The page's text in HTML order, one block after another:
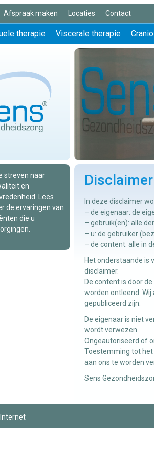
Afspraak maken Locaties Contact
therapie Viscerale therapie
Disclaimer
In deze disclaimer
– de eigenaar: de
– gebruik(en): alle
– u: de gebruiker
– de content: alle in
Het onderstaande is
disclaimer.
De content is door
worden ontleend.
gepubliceerd zijn.
De eigenaar is niet
wordt verwezen.
Ongeautoriseerd of
Toestemming tot het
aan ons te worden
Sens
streven naar
en
Lees
de ervaringen van
die u